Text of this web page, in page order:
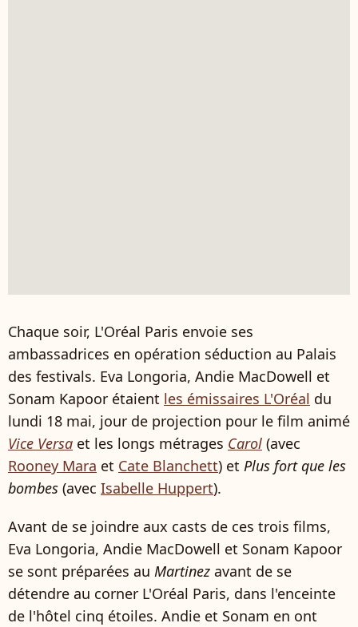
Chaque soir, L'Oréal Paris envoie ses
ambassadrices en opération séduction au Palais
des festivals. Eva Longoria, Andie MacDowell et
Sonam Kapoor étaient les émissaires L'Oréal du
lundi 18 mai, jour de projection pour le film animé
Vice Versa et les longs métrages Carol (avec
Rooney Mara et Cate Blanchett) et Plus fort que les
bombes (avec Isabelle Huppert).
Avant de se joindre aux casts de ces trois films,
Eva Longoria, Andie MacDowell et Sonam Kapoor
se sont préparées au Martinez avant de se
détendre au corner L'Oréal Paris, dans l'enceinte
de l'hôtel cinq étoiles. Andie et Sonam en ont